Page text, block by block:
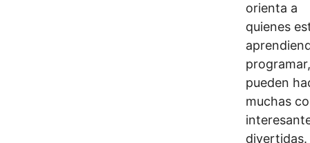
orienta a
quienes
pueden
muchas
divertidas.